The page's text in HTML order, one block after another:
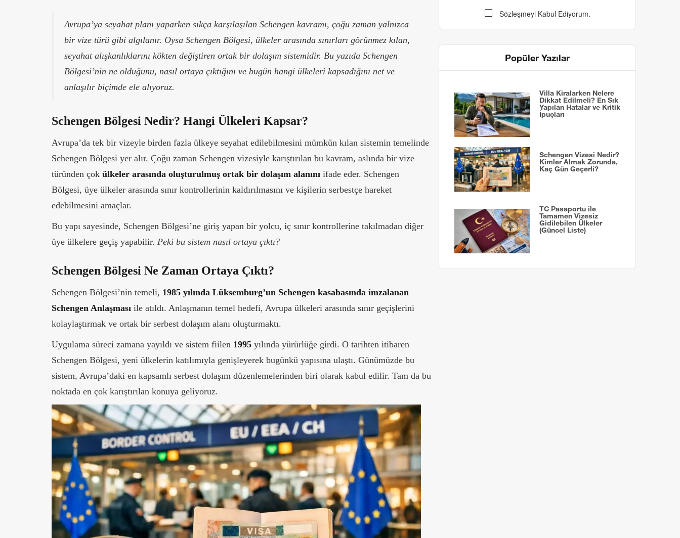
Avrupa’ya seyahat planı yaparken sıkça karşılaşılan Schengen kavramı, çoğu zaman yalnızca
bir vize türü gibi algılanır. Oysa Schengen Bölgesi, ülkeler arasında sınırları görünmez kılan,
seyahat alışkanlıklarını kökten değiştiren ortak bir dolaşım sistemidir. Bu yazıda Schengen
Bölgesi’nin ne olduğunu, nasıl ortaya çıktığını ve bugün hangi ülkeleri kapsadığını net ve
anlaşılır biçimde ele alıyoruz.
Schengen Bölgesi Nedir? Hangi Ülkeleri Kapsar?
Avrupa’da tek bir vizeyle birden fazla ülkeye seyahat edilebilmesini mümkün kılan sistemin temelinde
Schengen Bölgesi yer alır. Çoğu zaman Schengen vizesiyle karıştırılan bu kavram, aslında bir vize
türünden çok ülkeler arasında oluşturulmuş ortak bir dolaşım alanını ifade eder. Schengen
Bölgesi, üye ülkeler arasında sınır kontrollerinin kaldırılmasını ve kişilerin serbestçe hareket
edebilmesini amaçlar.
Bu yapı sayesinde, Schengen Bölgesi’ne giriş yapan bir yolcu, iç sınır kontrollerine takılmadan diğer
üye ülkelere geçiş yapabilir. Peki bu sistem nasıl ortaya çıktı?
Schengen Bölgesi Ne Zaman Ortaya Çıktı?
Schengen Bölgesi’nin temeli, 1985 yılında Lüksemburg’un Schengen kasabasında imzalanan
Schengen Anlaşması ile atıldı. Anlaşmanın temel hedefi, Avrupa ülkeleri arasında sınır geçişlerini
kolaylaştırmak ve ortak bir serbest dolaşım alanı oluşturmaktı.
Uygulama süreci zamana yayıldı ve sistem fiilen 1995 yılında yürürlüğe girdi. O tarihten itibaren
Schengen Bölgesi, yeni ülkelerin katılımıyla genişleyerek bugünkü yapısına ulaştı. Günümüzde bu
sistem, Avrupa’daki en kapsamlı serbest dolaşım düzenlemelerinden biri olarak kabul edilir. Tam da bu
noktada en çok karıştırılan konuya geliyoruz.
Sözleşmeyi Kabul Ediyorum.
Popüler Yazılar
Villa Kiralarken Nelere
Dikkat Edilmeli? En Sık
Yapılan Hatalar ve Kritik
İpuçları
Schengen Vizesi Nedir?
Kimler Almak Zorunda,
Kaç Gün Geçerli?
TC Pasaportu ile
Tamamen Vizesiz
Gidilebilen Ülkeler
(Güncel Liste)